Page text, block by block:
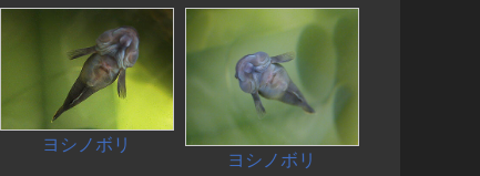
ヨシノボリ
ヨシノボリ